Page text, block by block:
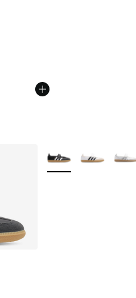
Meer kleuren